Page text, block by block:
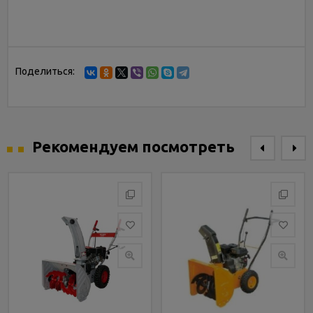
Поделиться:
Рекомендуем посмотреть